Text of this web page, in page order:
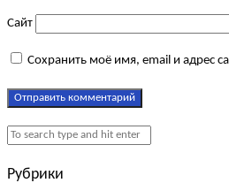
Сайт
Сохранить моё имя, email и адрес
Рубрики